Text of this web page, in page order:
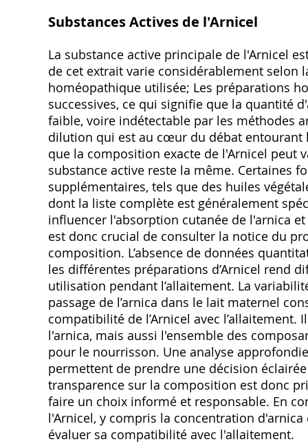
Substances Actives de l'Arnicel
La substance active principale de l'Arnicel
de cet extrait varie considérablement selon
homéopathique utilisée; Les préparations
successives, ce qui signifie que la quantité
faible, voire indétectable par les méthodes
dilution qui est au cœur du débat
que la composition exacte de l'Arnicel peut
substance active reste la même. Certaines
supplémentaires, tels que des huiles
dont la liste complète est généralement
influencer l'absorption cutanée de l'arnica
est donc crucial de consulter la notice du
composition. L’absence de données
les différentes préparations d’Arnicel rend
utilisation pendant l’allaitement. La
passage de l’arnica dans le lait maternel
compatibilité de l’Arnicel avec
l'arnica, mais aussi l'ensemble des
pour le nourrisson. Une analyse
permettent de prendre une décision
transparence sur la composition est donc
faire un choix informé et responsable. En
l'Arnicel, y compris la concentration
évaluer sa compatibilité avec l'allaitement.